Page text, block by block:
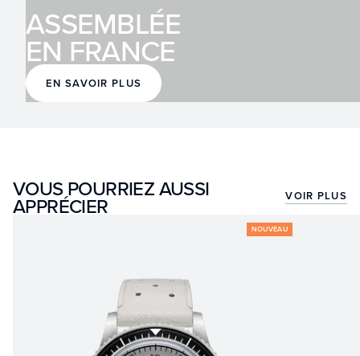
ASSEMBLÉE
EN FRANCE
EN SAVOIR PLUS
VOUS POURRIEZ AUSSI
APPRÉCIER VOIR PLUS
NOUVEAU